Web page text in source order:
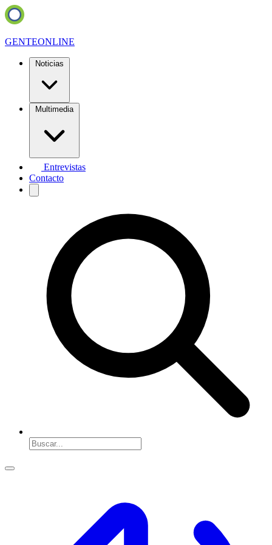
GENTEONLINE
Noticias
Multimedia
Entrevistas
Contacto